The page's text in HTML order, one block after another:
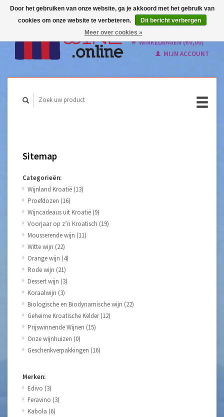
Nederlands
WINKELWAGEN (€0,00)
MIJN ACCOUNT
Sitemap
Categorieën:
Wijnland Kroatië (13)
Proefdozen (16)
Wijncadeaus uit Kroatië (9)
Voorjaar op z’n Kroatisch (19)
Mousserende wijn (11)
Witte wijn (22)
Orange wijn (4)
Rode wijn (21)
Dessert wijn (3)
Koraalwijn (3)
Biologische en Biodynamische wijn (22)
Geheime Kroatische Kelder(12)
Prijswinnende Wijnen (15)
Onze wijnhuizen (0)
Geschenkverpakkingen (16)
Merken:
Edivo (3)
Feravino (3)
Kabola (6)
Door het gebruiken van onze website, ga je akkoord met het gebruik van
cookies om onze website te verbeteren.
Dit bericht verbergen
Meer over cookies »